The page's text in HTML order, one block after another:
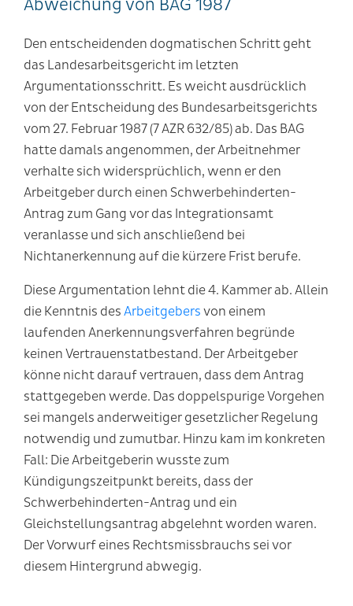
Abweichung von BAG 1987
Den entscheidenden dogmatischen Schritt geht
das Landesarbeitsgericht im letzten
Argumentationsschritt. Es weicht ausdrücklich
von der Entscheidung des Bundesarbeitsgerichts
vom 27. Februar 1987 (7 AZR 632/85) ab. Das BAG
hatte damals angenommen, der Arbeitnehmer
verhalte sich widersprüchlich, wenn er den
Arbeitgeber durch einen Schwerbehinderten-
Antrag zum Gang vor das Integrationsamt
veranlasse und sich anschließend bei
Nichtanerkennung auf die kürzere Frist berufe.
Diese Argumentation lehnt die 4. Kammer ab. Allein
die Kenntnis desArbeitgebersvon einem
laufenden Anerkennungsverfahren begründe
keinen Vertrauenstatbestand. Der Arbeitgeber
könne nicht darauf vertrauen, dass dem Antrag
stattgegeben werde. Das doppelspurige Vorgehen
sei mangels anderweitiger gesetzlicher Regelung
notwendig und zumutbar. Hinzu kam im konkreten
Fall: Die Arbeitgeberin wusste zum
Kündigungszeitpunkt bereits, dass der
Schwerbehinderten-Antrag und ein
Gleichstellungsantrag abgelehnt worden waren.
Der Vorwurf eines Rechtsmissbrauchs sei vor
diesem Hintergrund abwegig.